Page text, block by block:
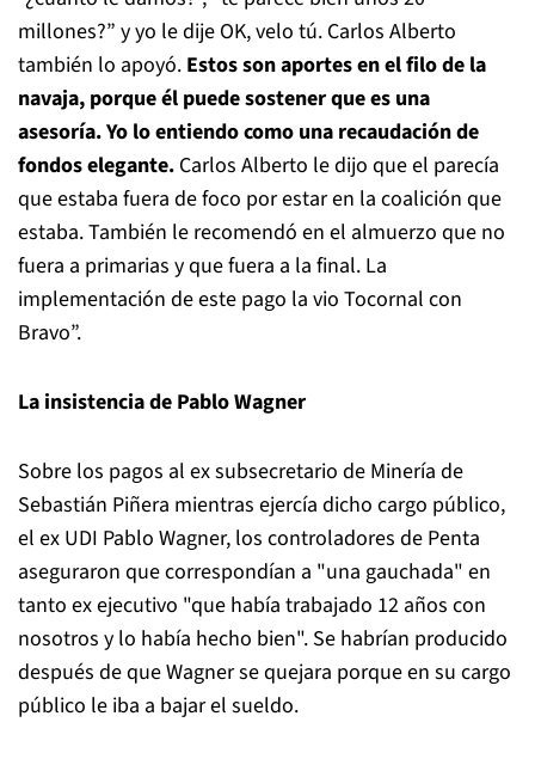
millones?” y yo le dije OK, velo tú. Carlos Alberto
también lo apoyó. Estos son aportes en el filo de la
navaja, porque él puede sostener que es una
asesoría. Yo lo entiendo como una recaudación de
fondos elegante. Carlos Alberto le dijo que el parecía
que estaba fuera de foco por estar en la coalición que
estaba. También le recomendó en el almuerzo que no
fuera a primarias y que fuera a la final. La
implementación de este pago la vio Tocornal con
Bravo”.
La insistencia de Pablo Wagner
Sobre los pagos al ex subsecretario de Minería de
Sebastián Piñera mientras ejercía dicho cargo público,
el ex UDI Pablo Wagner, los controladores de Penta
aseguraron que correspondían a "una gauchada" en
tanto ex ejecutivo "que había trabajado 12 años con
nosotros y lo había hecho bien". Se habrían producido
después de que Wagner se quejara porque en su cargo
público le iba a bajar el sueldo.